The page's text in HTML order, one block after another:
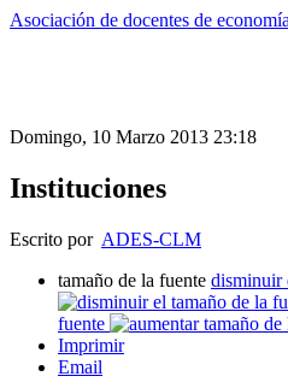
Asociación de docentes de
Domingo, 10 Marzo 2013 23:18
Instituciones
Escrito por ADES-CLM
tamaño de la fuente disminuir
fuente
Imprimir
Email